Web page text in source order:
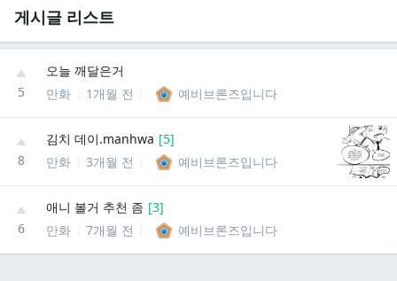
게시글 리스트
5
오늘 깨달은거
만화
1개월 전 예비브론즈입니다
8
김치 데이.manhwa [5]
만화
3개월 전 예비브론즈입니다
6
애니 볼거 추천 좀 [3]
만화
7개월 전 예비브론즈입니다